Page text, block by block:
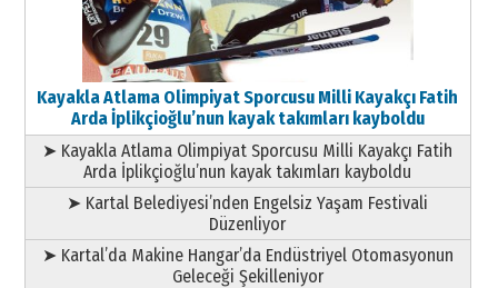
Kayakla Atlama Olimpiyat Sporcusu Milli Kayakçı Fatih
Arda İplikçioğlu’nun kayak takımları kayboldu
➤ Kayakla Atlama Olimpiyat Sporcusu Milli Kayakçı Fatih
Arda İplikçioğlu’nun kayak takımları kayboldu
➤ Kartal Belediyesi’nden Engelsiz Yaşam Festivali
Düzenliyor
➤ Kartal’da Makine Hangar’da Endüstriyel Otomasyonun
Geleceği Şekilleniyor